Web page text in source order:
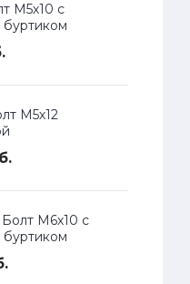
М5х10 с
буртиком
М5х12
Болт М6х10 с
буртиком